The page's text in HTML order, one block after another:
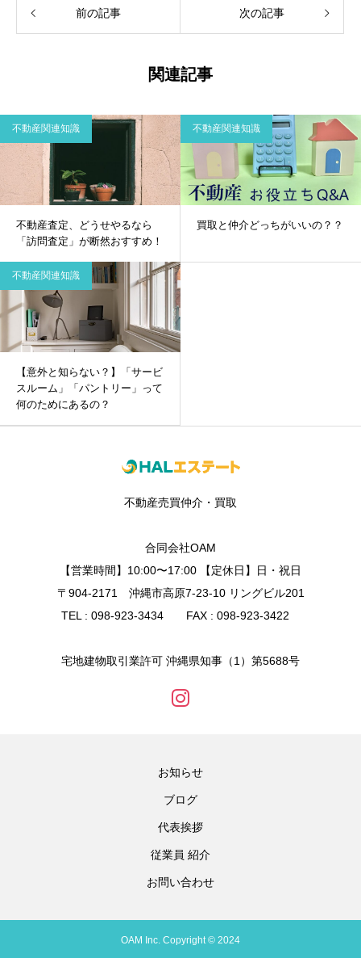
前の記事 次の記事
関連記事
不動産関連知識
不動産査定、どうせやるなら
「訪問査定」が断然おすすめ！
不動産関連知識
買取と仲介どっちがいいの？？
不動産関連知識
【意外と知らない？】「サービ
スルーム」「パントリー」って
何のためにあるの？
不動産売買仲介・買取
合同会社OAM
【営業時間】10:00〜17:00 【定休日】日・祝日
〒904-2171 沖縄市高原7-23-10 リングビル201
TEL : 098-923-3434 FAX : 098-923-3422
宅地建物取引業許可 沖縄県知事（1）第5688号
お知らせ
ブログ
代表挨拶
従業員 紹介
お問い合わせ
OAM Inc. Copyright © 2024